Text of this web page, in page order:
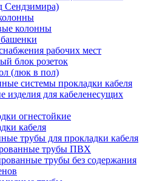
Сендзимира)
колонны
рабочих мест
блок розеток
(люк в пол)
системы прокладки кабеля
изделия для кабеленесущих
огнестойкие
кабеля
трубы для прокладки кабеля
трубы ПВХ
трубы без содержания